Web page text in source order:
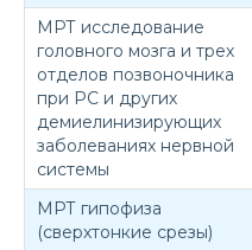
МРТ исследование
головного мозга и трех
отделов позвоночника
при РС и других
демиелинизирующих
заболеваниях нервной
системы
МРТ гипофиза
(сверхтонкие срезы)